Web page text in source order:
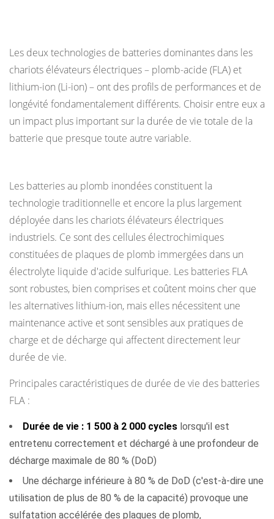
temps
dure
charge
quart
travail ?
Plages
d'exécution
typiques
par
intensité
d'application
2.2
Facteurs
qui
réduisent
la
durée
par
charge
3
Facteurs
clés
qui
Les deux technologies de batteries dominantes dans les
chariots élévateurs électriques – plomb-acide (FLA) et
lithium-ion (Li-ion) – ont des profils de performances et de
longévité fondamentalement différents. Choisir entre eux a
un impact plus important sur la durée de vie totale de la
batterie que presque toute autre variable.
Les batteries au plomb inondées constituent la
technologie traditionnelle et encore la plus largement
déployée dans les chariots élévateurs électriques
industriels. Ce sont des cellules électrochimiques
constituées de plaques de plomb immergées dans un
électrolyte liquide d'acide sulfurique. Les batteries FLA
sont robustes, bien comprises et coûtent moins cher que
les alternatives lithium-ion, mais elles nécessitent une
maintenance active et sont sensibles aux pratiques de
charge et de décharge qui affectent directement leur
durée de vie.
Principales caractéristiques de durée de vie des batteries
FLA :
Durée de vie : 1 500 à 2 000 cycles lorsqu'il est
entretenu correctement et déchargé à une profondeur de
décharge maximale de 80 % (DoD)
Une décharge inférieure à 80 % de DoD (c'est-à-dire une
utilisation de plus de 80 % de la capacité) provoque une
sulfatation accélérée des plaques de plomb,